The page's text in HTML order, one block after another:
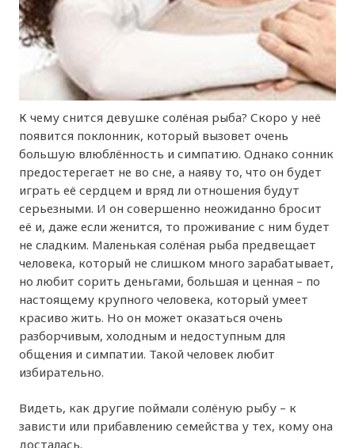
К чему снится девушке солёная рыба? Скоро у неё
появится поклонник, который вызовет очень
большую влюблённость и симпатию. Однако сонник
предостерегает не во сне, а наяву то, что он будет
играть её сердцем и вряд ли отношения будут
серьезными. И он совершенно неожиданно бросит
её и, даже если женится, то проживание с ним будет
не сладким. Маленькая солёная рыба предвещает
человека, который не слишком много зарабатывает,
но любит сорить деньгами, большая и ценная – по
настоящему крупного человека, который умеет
красиво жить. Но он может оказаться очень
разборчивым, холодным и недоступным для
общения и симпатии. Такой человек любит
избирательно.
Видеть, как другие поймали солёную рыбу – к
зависти или прибавлению семейства у тех, кому она
досталась.